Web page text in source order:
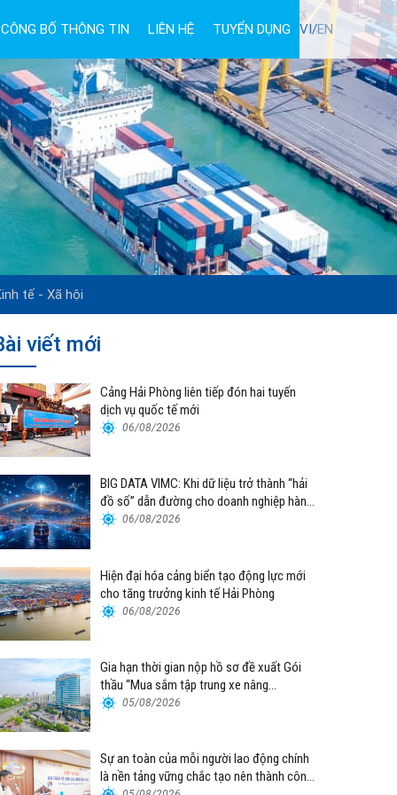
CÔNG BỐ THÔNG TIN LIÊN HỆ TUYỂN DỤNG VI/EN
tế - Xã hội
viết mới
Cảng Hải Phòng liên tiếp đón hai tuyến
dịch vụ quốc tế mới
06/08/2026
BIG DATA VIMC: Khi dữ liệu trở thành “hải
đồ số” dẫn đường cho doanh nghiệp hàng
hải 06/08/2026
Hiện đại hóa cảng biển tạo động lực mới
cho tăng trưởng kinh tế Hải Phòng
06/08/2026
Gia hạn thời gian nộp hồ sơ đề xuất Gói
thầu “Mua sắm tập trung xe nâng
container thuộc Tổng công ty Hàng hải
05/08/2026
Sự an toàn của mỗi người lao động chính
là nền tảng vững chắc tạo nên thành công